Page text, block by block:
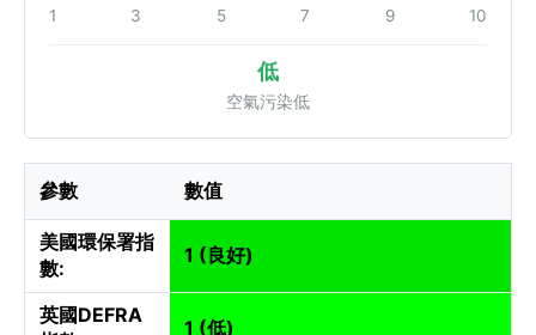
1 3 5 7 9 10
低
空氣污染低
參數 數值
美國環保署指
數:
1 (良好)
英國DEFRA
1 (低)